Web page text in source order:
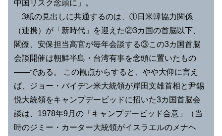
中国リスク念頭に」。
3紙の見出しに共通するのは、①日米韓協力関係
（連携）が「新時代」を迎えた②3カ国の首脳以下、
閣僚、安保担当高官が毎年会談する③この3カ国首脳
会談開催は朝鮮半島・台湾有事を念頭に置いたもの
――である。 この観点からすると、やや大仰に言え
ば、ジョー・バイデン米大統領が岸田文雄首相と尹錫
悦大統領をキャンプデービッドに招いた3カ国首脳会
談は、1978年9月の「キャンプデービッド合意」（当
時のジミー・カーター大統領がイスラエルのメナヘ